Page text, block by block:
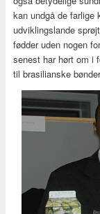
kan undgå de farlige
udviklingslande
fødder uden nogen
senest har hørt om i
til brasilianske